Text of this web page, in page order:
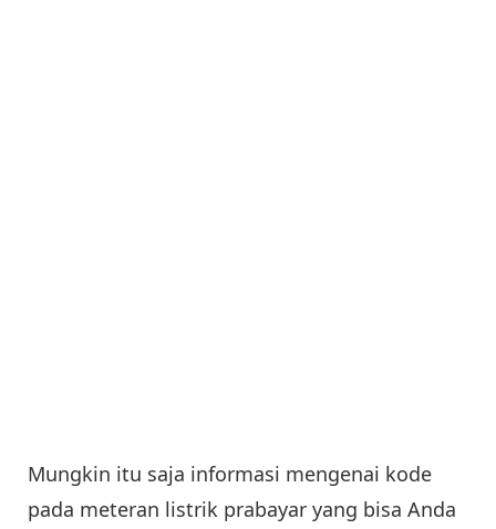
Mungkin itu saja informasi mengenai kode
pada meteran listrik prabayar yang bisa Anda